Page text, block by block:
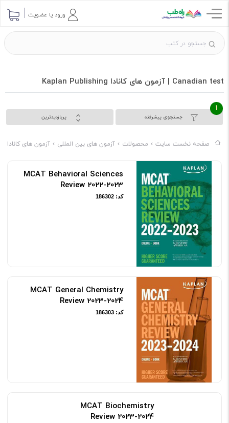
ورود یا عضویت
Canadian test | آزمون های کانادا Kaplan Publishing
جستجوی پیشرفته
1
پربازدیدترین
صفحه نخست سایت محصولات آزمون های بین المللی آزمون های کانادا
MCAT Behavioral Sciences
Review 2022-2023
کد: 186302
MCAT General Chemistry
Review 2023-2024
کد: 186303
MCAT Biochemistry
Review 2023-2024